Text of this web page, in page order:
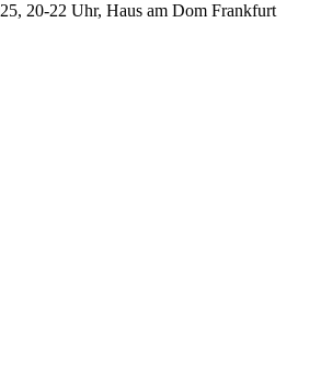
20-22 Uhr, Haus am Dom Frankfurt